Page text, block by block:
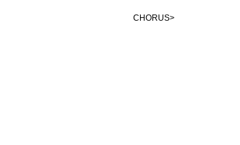
CHORUS>